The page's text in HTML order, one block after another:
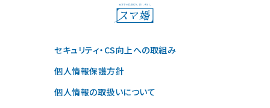
セキュリティ・CS向上への取組み
個人情報保護方針
個人情報の取扱いについて